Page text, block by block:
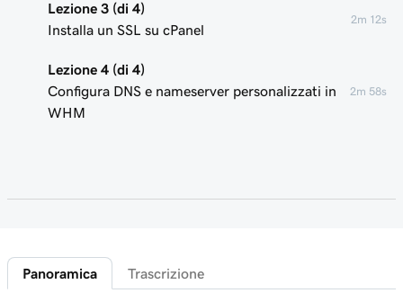
Lezione 3 (di 4)
Installa un SSL su cPanel
2m 12s
Lezione 4 (di 4)
Configura DNS e nameserver personalizzati in
WHM
2m 58s
Panoramica Trascrizione